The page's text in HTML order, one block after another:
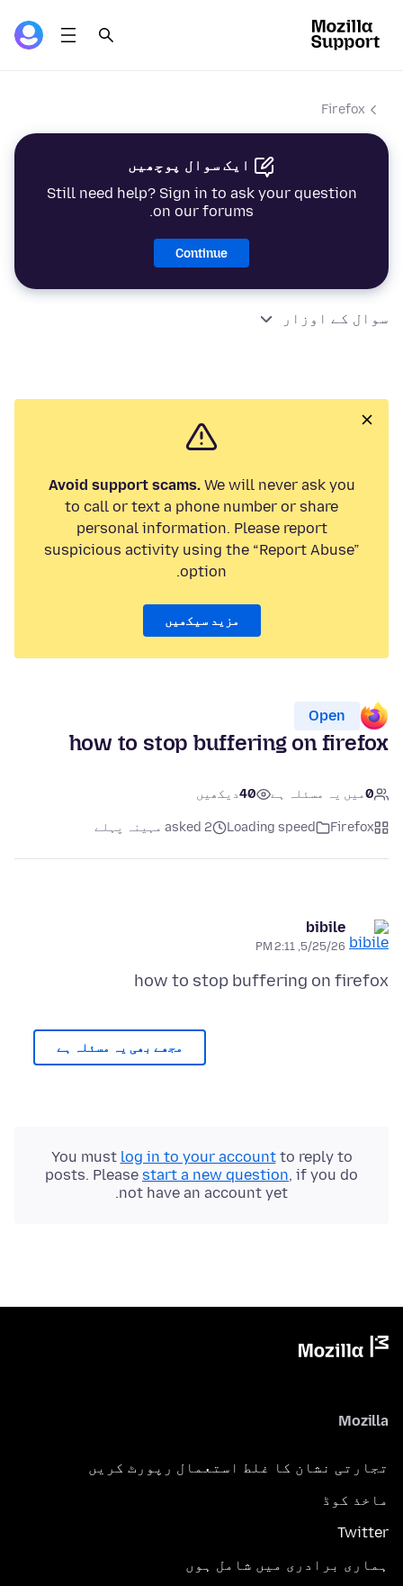
Firefox
ایک سوال پوچھیں
Still need help? Sign in to ask your question
on our forums.
Continue
سوال کے اوزار
Avoid support scams.We will never ask you
to call or text a phone number or share
personal information. Please report
suspicious activity using the “Report Abuse”
option.
مزید سیکھیں
Open
how to stop buffering on firefox
0میں یہ مسئلہ ہے 40دیکھیں
Firefox
Loading speed asked 2 مہینہ پہلے
bibile
5/25/26, 2:11 PM
how to stop buffering on firefox
مجھے بھی یہ مسئلہ ہے
You must log in to your accountto reply to
posts. Please start a new question, if you do
not have an account yet.
Mozilla
تجارتی نشان کا غلط استعمال رپورٹ کریں
ماخذ کوڈ
Twitter
ہماری برادری میں شامل ہوں